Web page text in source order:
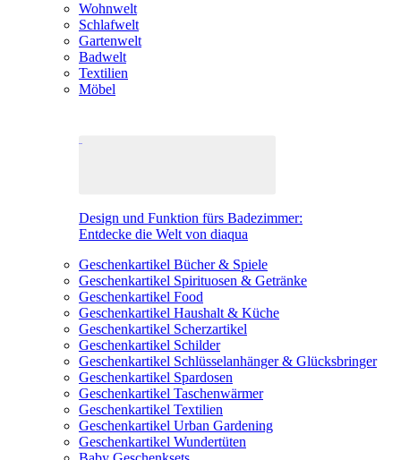
Wohnwelt
Schlafwelt
Gartenwelt
Badwelt
Textilien
Möbel
Design und Funktion fürs Badezimmer:
Entdecke die Welt von diaqua
Geschenkartikel Bücher & Spiele
Geschenkartikel Spirituosen & Getränke
Geschenkartikel Food
Geschenkartikel Haushalt & Küche
Geschenkartikel Scherzartikel
Geschenkartikel Schilder
Geschenkartikel Schlüsselanhänger & Glücksbringer
Geschenkartikel Spardosen
Geschenkartikel Taschenwärmer
Geschenkartikel Textilien
Geschenkartikel Urban Gardening
Geschenkartikel Wundertüten